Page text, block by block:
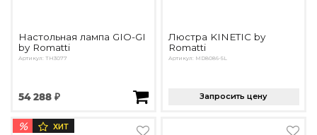
Настольная лампа GIO-GI
by Romatti
Артикул: TH3077
54 288 ₽
Люстра KINETIC by
Romatti
Артикул: MD8086-5L
Запросить цену
% ХИТ